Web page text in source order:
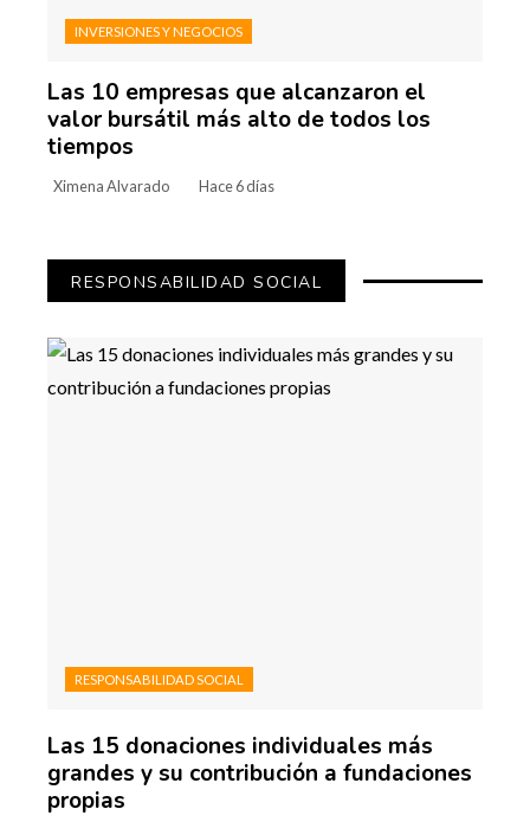
INVERSIONES Y NEGOCIOS
Las 10 empresas que alcanzaron el
valor bursátil más alto de todos los
tiempos
Ximena Alvarado Hace 6 días
RESPONSABILIDAD SOCIAL
RESPONSABILIDAD SOCIAL
Las 15 donaciones individuales más
grandes y su contribución a fundaciones
propias